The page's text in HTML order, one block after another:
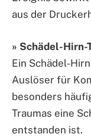
aus der
» Schädel-Hirn-
Ein Schädel-
Auslöser für
besonders
Traumas eine
entstanden ist.